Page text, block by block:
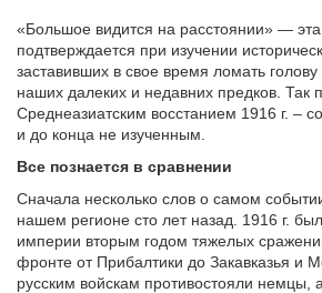
«Большое видится на расстоянии» —
подтверждается при изучении
заставивших в свое время ломать
наших далеких и недавних предков. Так
Среднеазиатским восстанием 1916 г. –
и до конца не изученным.
Все познается в сравнении
Сначала несколько слов о самом
нашем регионе сто лет назад. 1916 г.
империи вторым годом тяжелых
фронте от Прибалтики до Закавказья и
русским войскам противостояли немцы,